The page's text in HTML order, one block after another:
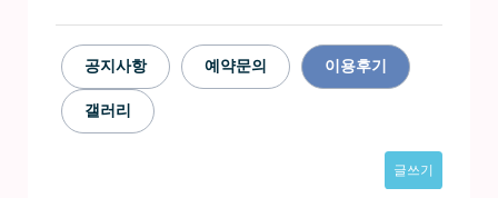
공지사항 예약문의 이용후기
갤러리
글쓰기